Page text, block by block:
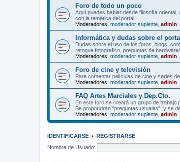
Foro de todo un poco
Aquí puedes hablar desde filosofía
con la temática del portal.
Moderadores: moderador suplente admin
Informática y dudas sobre el portal
Dudas sobre el uso de los foros, blogs,
retoque fotográfico, preguntas de
Moderadores: moderador suplente admin
Foro de cine y televisión
Para comentar películas de cine y series
Moderadores: moderador suplente admin
FAQ Artes Marciales y Dep.Cto.
En este foro se creará un grupo de
Se propondrán "preguntas usuales", y se
Moderadores: moderador suplente admin
IDENTIFICARSE • REGISTRARSE
Nombre de Usuario: